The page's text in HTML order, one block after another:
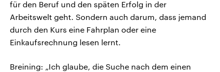
für den Beruf und den späten Erfolg in der
Arbeitswelt geht. Sondern auch darum, dass jemand
durch den Kurs eine Fahrplan oder eine
Einkaufsrechnung lesen lernt.
Breining: „Ich glaube, die Suche nach dem einen